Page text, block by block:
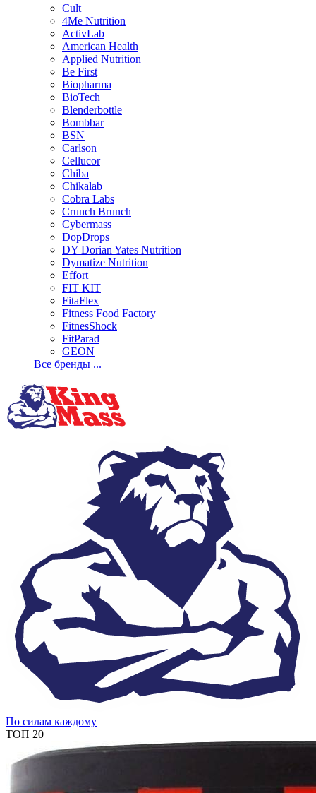
Cult
4Me Nutrition
ActivLab
American Health
Applied Nutrition
Be First
Biopharma
BioTech
Blenderbottle
Bombbar
BSN
Carlson
Cellucor
Chiba
Chikalab
Cobra Labs
Crunch Brunch
Cybermass
DopDrops
DY Dorian Yates Nutrition
Dymatize Nutrition
Effort
FIT KIT
FitaFlex
Fitness Food Factory
FitnesShock
FitParad
GEON
Все бренды ...
По силам каждому
ТОП 20